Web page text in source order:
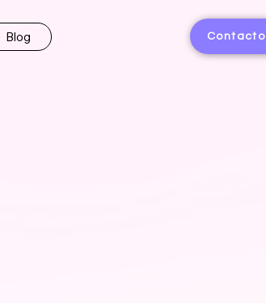
Blog Contacto